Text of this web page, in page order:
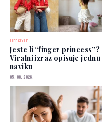
LIFESTYLE
Jeste li “finger princess”?
Viralni izraz opisuje jednu
naviku
05. 08. 2026.